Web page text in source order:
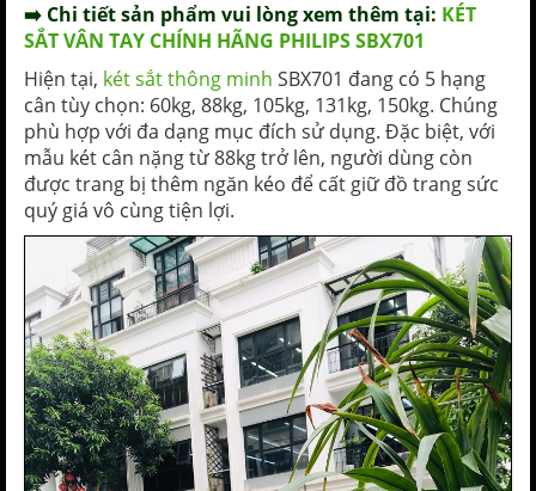
➡️ Chi tiết sản phẩm vui lòng xem thêm tại: KÉT
SẮT VÂN TAY CHÍNH HÃNG PHILIPS SBX701
Hiện tại, két sắt thông minh SBX701 đang có 5 hạng
cân tùy chọn: 60kg, 88kg, 105kg, 131kg, 150kg. Chúng
phù hợp với đa dạng mục đích sử dụng. Đặc biệt, với
mẫu két cân nặng từ 88kg trở lên, người dùng còn
được trang bị thêm ngăn kéo để cất giữ đồ trang sức
quý giá vô cùng tiện lợi.